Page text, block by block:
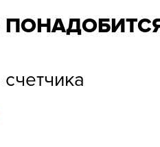
проверки Управляющая
не освобождает от
соответствующие документы
компанию. Без их